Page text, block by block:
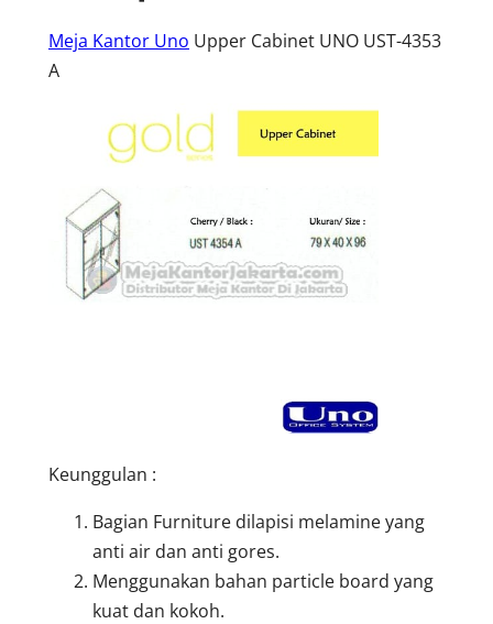
Meja Kantor Uno Upper Cabinet UNO UST-4353
A
Keunggulan :
Bagian Furniture dilapisi melamine yang
anti air dan anti gores.
Menggunakan bahan particle board yang
kuat dan kokoh.